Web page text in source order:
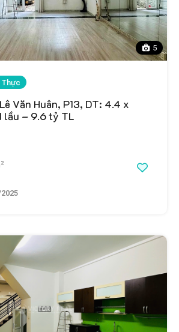
5
Thực
Văn Huân, P13, DT: 4.4 x
lầu – 9.6 tỷ TL